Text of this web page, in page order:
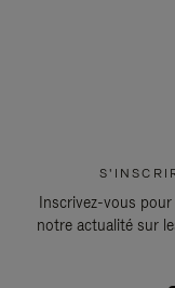
Inscrivez-vous
notre actualité sur